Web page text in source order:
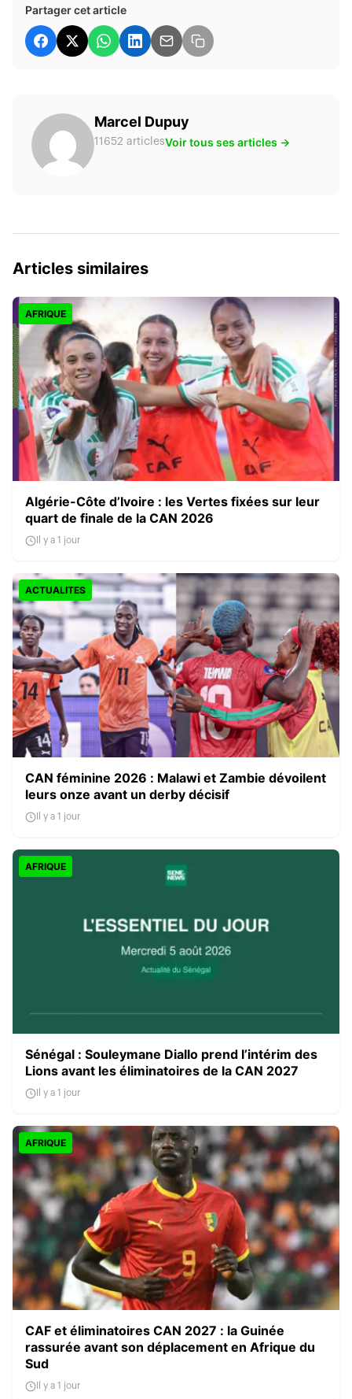
Partager cet article
Marcel Dupuy
11652 articlesVoir tous ses articles →
Articles similaires
AFRIQUE
Algérie-Côte d’Ivoire : les Vertes fixées sur leur
quart de finale de la CAN 2026
Il y a 1 jour
ACTUALITES
CAN féminine 2026 : Malawi et Zambie dévoilent
leurs onze avant un derby décisif
Il y a 1 jour
AFRIQUE
Sénégal : Souleymane Diallo prend l’intérim des
Lions avant les éliminatoires de la CAN 2027
Il y a 1 jour
AFRIQUE
CAF et éliminatoires CAN 2027 : la Guinée
rassurée avant son déplacement en Afrique du
Sud
Il y a 1 jour